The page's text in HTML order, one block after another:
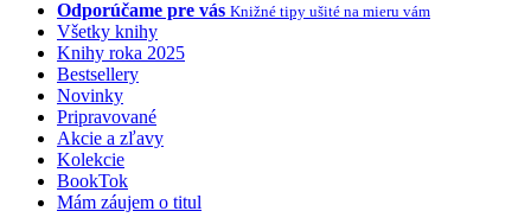
Odporúčame pre vás Knižné tipy ušité na mieru vám
Všetky knihy
Knihy roka 2025
Bestsellery
Novinky
Pripravované
Akcie a zľavy
Kolekcie
BookTok
Mám záujem o titul